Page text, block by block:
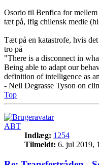
Osorio til Benfica for
tæt på, iflg chilensk medie
Tæt på en katastrofe, hvis
tro på
"There is a disconnect in
Being able to adapt our
definition of intelligence as
- Neil Degrasse Tyson on
Top
ABT
Indlæg: 1254
Tilmeldt: 6. jul 2019,